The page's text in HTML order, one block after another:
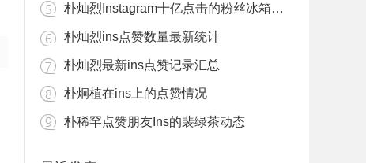
朴灿烈Instagram十亿点击的粉丝冰箱视频
朴灿烈ins点赞数量最新统计
朴灿烈最新ins点赞记录汇总
朴炯植在ins上的点赞情况
朴稀罕点赞朋友Ins的裴绿茶动态